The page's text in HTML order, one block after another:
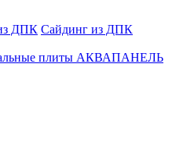
ДПК Сайдинг из ДПК
плиты АКВАПАНЕЛЬ